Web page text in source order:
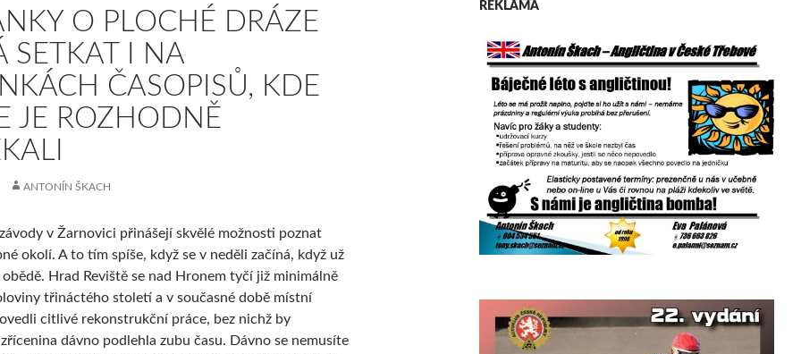
O PLOCHÉ DRÁZE
SETKAT I NA
ČASOPISŮ, KDE
JE ROZHODNĚ
ANTONÍN ŠKACH
v Žarnovici přinášejí skvělé možnosti poznat
okolí. A to tím spíše, když se v neděli začíná, když už
Hrad Reviště se nad Hronem tyčí již minimálně
třináctého století a v současné době místní
citlivé rekonstrukční práce, bez nichž by
dávno podlehla zubu času. Dávno se nemusíte
REKLAMA